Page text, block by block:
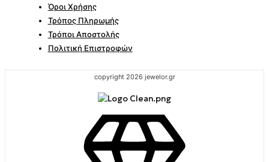
Όροι Χρήσης
Τρόπος Πληρωμής
Τρόποι Αποστολής
Πολιτική Επιστροφών
copyright 2026 jewelor.gr